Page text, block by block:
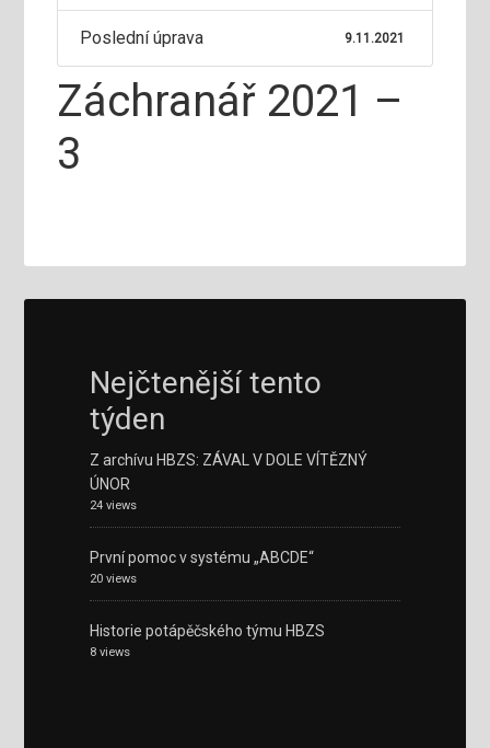
Poslední úprava 9.11.2021
Záchranář 2021 –
3
Nejčtenější tento
týden
Z archívu HBZS: ZÁVAL V DOLE VÍTĚZNÝ
ÚNOR
24 views
První pomoc v systému „ABCDE“
20 views
Historie potápěčského týmu HBZS
8 views